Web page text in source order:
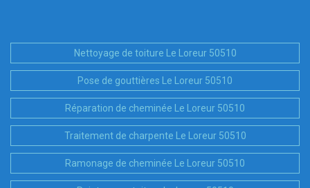
Nettoyage de toiture Le Loreur 50510
Pose de gouttières Le Loreur 50510
Réparation de cheminée Le Loreur 50510
Traitement de charpente Le Loreur 50510
Ramonage de cheminée Le Loreur 50510